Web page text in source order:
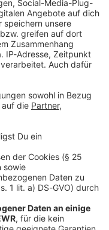
dpa:260517-930-92764/2